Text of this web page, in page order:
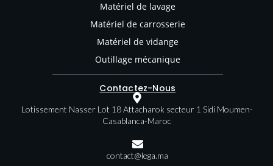
Matériel de lavage
Matériel de carrosserie
Matériel de vidange
Outillage mécanique
Contactez-Nous
Lotissement Nasser Lot 18 Attacharok secteur 1 Sidi Moumen-
Casablanca-Maroc
contact@lega.ma